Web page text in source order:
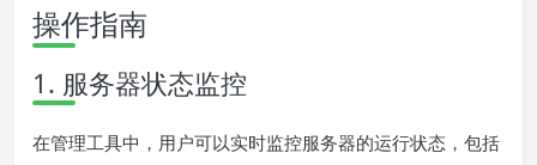
操作指南
1. 服务器状态监控
在管理工具中，用户可以实时监控服务器的运行状态，包括